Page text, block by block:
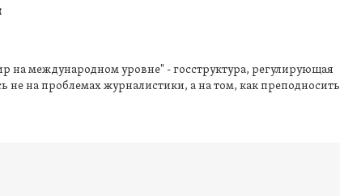
на международном уровне" - госструктура, регулирующая
не на проблемах журналистики, а на том, как преподносить